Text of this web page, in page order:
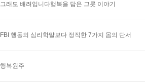
그래도 배려입니다행복을 담은 그릇 이야기
FBI 행동의 심리학말보다 정직한 7가지 몸의 단서
행복원주